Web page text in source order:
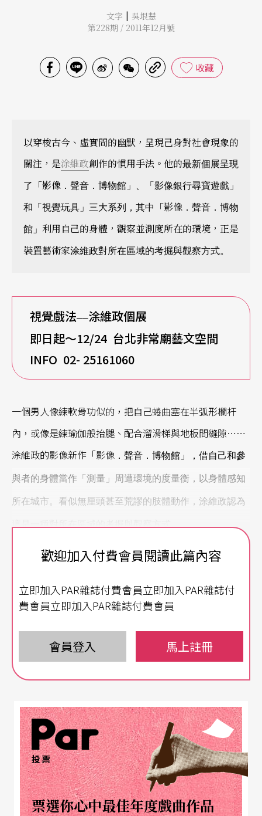
文字 | 吳垠慧
第228期 / 2011年12月號
收藏
以穿梭古今、虛實間的幽默，呈現己身對社會現象的
關注，是涂維政創作的慣用手法。他的最新個展呈現
了
「影像 ．聲音．博物館」、「影像銀行尋寶遊戲」
和「視覺玩具」三大系列，其中
「影像 ．聲音．博物
館」 利用自己的身體，觀察並測度所在的環境，正是
裝置藝術家涂維政對所在區域的考掘與觀察方式。
視覺戲法——涂維政個展
即日起～12/24 台北非常廟藝文空間
INFO 02- 25161060
一個男人像練軟骨功似的，把自己蜷曲塞在半弧形欄杆
內，或像是練瑜伽般抬腿、配合溜滑梯與地板間縫隙……
涂維政的影像新作「影像 ． 聲音．博物館」，借自己和參
與者的身體當作「測量」周遭環境的度量衡，以身體感知
所在城市。看似無厘頭甚至荒謬的肢體動作，涂維政認為
這是一種對所在區域的考掘與觀察方式。
穿梭古今虛實 呈現社會關注
「我創作的關鍵字，一是視覺性，其次是身體感，第三是
『博物館』，指的是創造出一種仿古的氛圍。」涂維政今
知。當時還就讀國立台南藝術大學造型藝術研究所的他，
虛構一個名為「卜湳文明」的大型「考古」行動，煞有其
為考古學家，宣稱在此遺跡中挖掘出一連串石製文物殘
片，像是電腦主機、滑鼠、螢幕、手機等當代通訊產品。
涂維政還賦予「卜湳文明」一套完整的歷史背景，並將
「出土文物」推上台北當代藝術館，舉辦一場大型特展，
像是兵馬俑特展似的，同時發行周邊相關商品，仿古文物
歡迎加入付費會員閱讀此篇內容
立即加入PAR雜誌付費會員立即加入PAR雜誌付
費會員立即加入PAR雜誌付費會員
會員登入 馬上註冊
投票
票選你心中最佳年度戲曲作品